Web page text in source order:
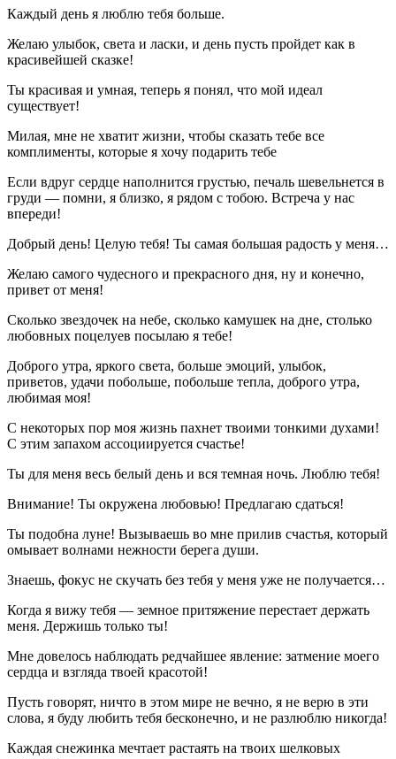
Каждый день я люблю тебя больше.
Желаю улыбок, света и ласки, и день пусть пройдет как в
красивейшей сказке!
Ты красивая и умная, теперь я понял, что мой идеал
существует!
Милая, мне не хватит жизни, чтобы сказать тебе все
комплименты, которые я хочу подарить тебе
Если вдруг сердце наполнится грустью, печаль шевельнется в
груди — помни, я близко, я рядом с тобою. Встреча у нас
впереди!
Добрый день! Целую тебя! Ты самая большая радость у меня…
Желаю самого чудесного и прекрасного дня, ну и конечно,
привет от меня!
Сколько звездочек на небе, сколько камушек на дне, столько
любовных поцелуев посылаю я тебе!
Доброго утра, яркого света, больше эмоций, улыбок,
приветов, удачи побольше, побольше тепла, доброго утра,
любимая моя!
С некоторых пор моя жизнь пахнет твоими тонкими духами!
С этим запахом ассоциируется счастье!
Ты для меня весь белый день и вся темная ночь. Люблю тебя!
Внимание! Ты окружена любовью! Предлагаю сдаться!
Ты подобна луне! Вызываешь во мне прилив счастья, который
омывает волнами нежности берега души.
Знаешь, фокус не скучать без тебя у меня уже не получается…
Когда я вижу тебя — земное притяжение перестает держать
меня. Держишь только ты!
Мне довелось наблюдать редчайшее явление: затмение моего
сердца и взгляда твоей красотой!
Пусть говорят, ничто в этом мире не вечно, я не верю в эти
слова, я буду любить тебя бесконечно, и не разлюблю никогда!
Каждая снежинка мечтает растаять на твоих шелковых